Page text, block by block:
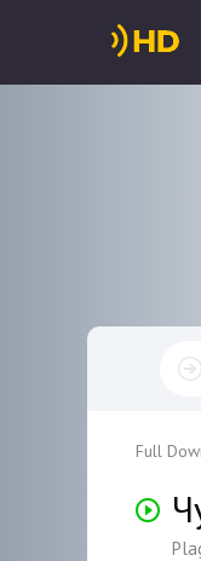
Full